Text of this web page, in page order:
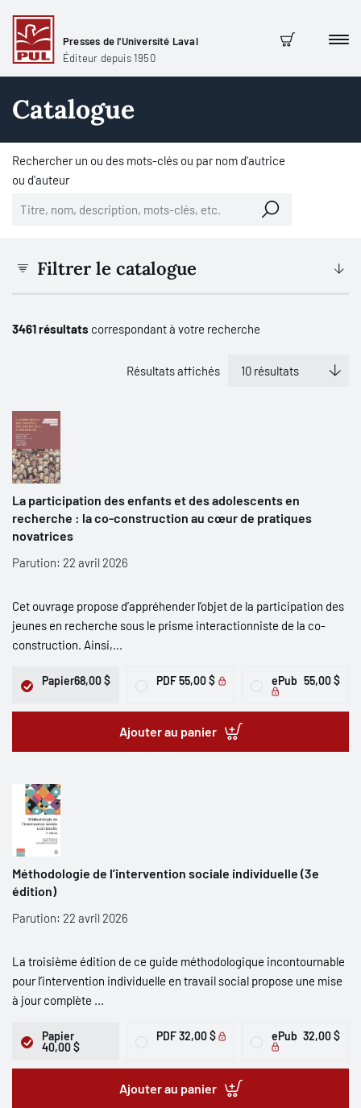
Presses de l'Université Laval
Éditeur depuis 1950
Panier
Catalogue
Rechercher un ou des mots-clés ou par nom d'autrice
ou d'auteur
Filtrer le catalogue
3461 résultats correspondant à votre recherche
Résultats affichés
La participation des enfants et des adolescents en
recherche : la co-construction au cœur de pratiques
novatrices
Parution: 22 avril 2026
Cet ouvrage propose d’appréhender l’objet de la participation des
jeunes en recherche sous le prisme interactionniste de la co-
construction. Ainsi,...
Papier68,00 $ PDF 55,00 $ ePub 55,00 $
Ajouter au panier
Méthodologie de l’intervention sociale individuelle (3e
édition)
Parution: 22 avril 2026
La troisième édition de ce guide méthodologique incontournable
pour l’intervention individuelle en travail social propose une mise
à jour complète ...
Papier
40,00 $
PDF32,00 $ ePub 32,00 $
Ajouter au panier